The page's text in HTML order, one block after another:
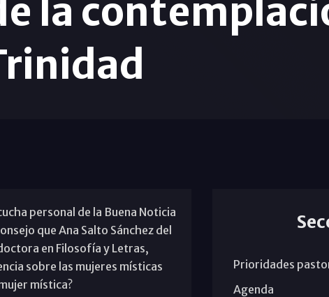
la
personal de la Buena Noticia
que Ana Salto Sánchez del
en Filosofía y Letras,
sobre las mujeres místicas
mística?
Prioridades
Agenda